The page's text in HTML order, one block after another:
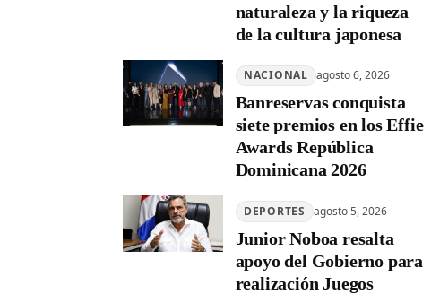
naturaleza y la riqueza
de la cultura japonesa
NACIONAL agosto 6, 2026
Banreservas conquista
siete premios en los Effie
Awards República
Dominicana 2026
DEPORTES agosto 5, 2026
Junior Noboa resalta
apoyo del Gobierno para
realización Juegos